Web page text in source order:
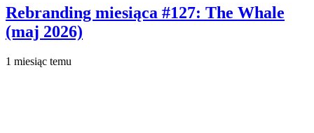
Rebranding miesiąca #127: The Whale
(maj 2026)
1 miesiąc temu